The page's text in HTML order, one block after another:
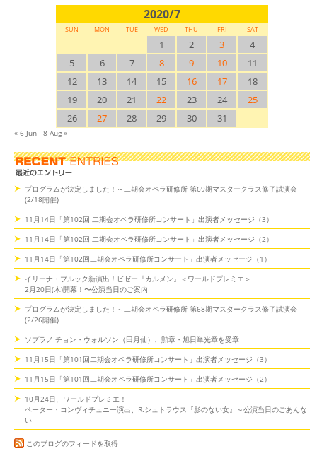
2020/7
SUN MON TUE WED THU FRI SAT
1 2 3
4
5
6 7 8 9 10
11
12
13 14 15 16 17
18
19
20 21 22 23 24
25
26
27 28 29 30 31
« 6 Jun 8 Aug »
プログラムが決定しました！～二期会オペラ研修所 第69期マスタークラス修了試演会
(2/18開催)
11月14日「第102回 二期会オペラ研修所コンサート」出演者メッセージ（3）
11月14日「第102回 二期会オペラ研修所コンサート」出演者メッセージ（2）
11月14日「第102回二期会オペラ研修所コンサート」出演者メッセージ（1）
イリーナ・ブルック新演出！ビゼー『カルメン』＜ワールドプレミエ＞
2月20日(木)開幕！〜公演当日のご案内
プログラムが決定しました！～二期会オペラ研修所 第68期マスタークラス修了試演会
(2/26開催)
ソプラノ チョン・ウォルソン（田月仙）、勲章・旭日単光章を受章
11月15日「第101回二期会オペラ研修所コンサート」出演者メッセージ（3）
11月15日「第101回二期会オペラ研修所コンサート」出演者メッセージ（2）
10月24日、ワールドプレミエ！
ペーター・コンヴィチュニー演出、R.シュトラウス『影のない女』～公演当日のごあんな
い
このブログのフィードを取得